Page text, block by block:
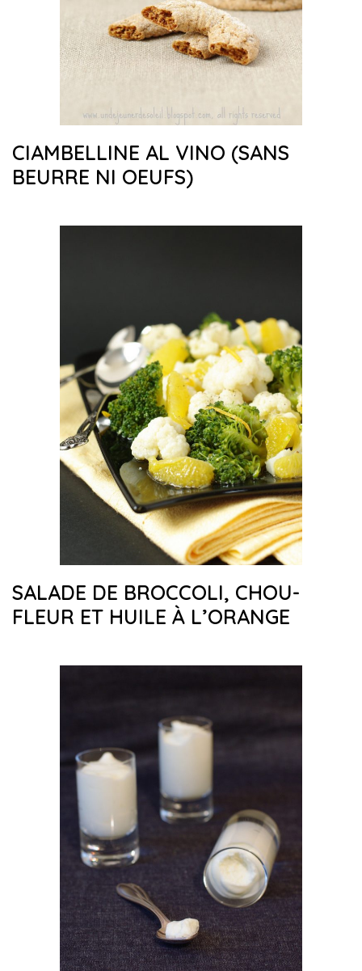
CIAMBELLINE AL VINO (SANS
BEURRE NI OEUFS)
SALADE DE BROCCOLI, CHOU-
FLEUR ET HUILE À L’ORANGE